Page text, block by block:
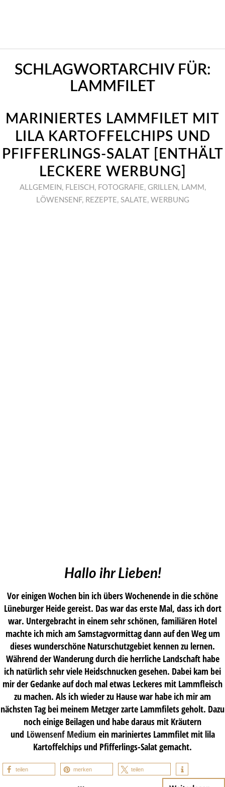
SCHLAGWORTARCHIV FÜR:
LAMMFILET
MARINIERTES LAMMFILET MIT
LILA KARTOFFELCHIPS UND
PFIFFERLINGS-SALAT [ENTHÄLT
LECKERE WERBUNG]
ALLGEMEIN , FLEISCH , FOTOGRAFIE, GRILLEN , LAMM ,
LÖWENSENF, REZEPTE, SALATE, WERBUNG
Hallo ihr Lieben!
Vor einigen Wochen bin ich übers Wochenende in die schöne
Lüneburger Heide gereist. Das war das erste Mal, dass ich dort
war. Untergebracht in einem sehr schönen, familiären Hotel
machte ich mich am Samstagvormittag dann auf den Weg um
dieses wunderschöne Naturschutzgebiet kennen zu lernen.
Während der Wanderung durch die herrliche Landschaft habe
ich natürlich sehr viele Heidschnucken gesehen. Dabei kam bei
mir der Gedanke auf doch mal etwas Leckeres mit Lammfleisch
zu machen. Als ich wieder zu Hause war habe ich mir am
nächsten Tag bei meinem Metzger zarte Lammfilets geholt. Dazu
noch einige Beilagen und habe daraus mit Kräutern
und LöwensenfMedium ein mariniertes Lammfilet mit lila
Kartoffelchips und Pfifferlings-Salat gemacht.
teilen merken teilen
…